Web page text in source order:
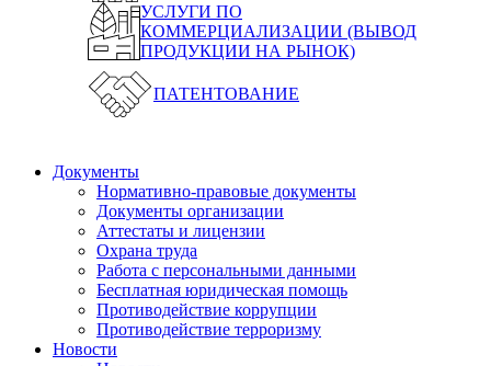
УСЛУГИ ПО
КОММЕРЦИАЛИЗАЦИИ (ВЫВОД
ПРОДУКЦИИ НА РЫНОК)
ПАТЕНТОВАНИЕ
Документы
Нормативно-правовые документы
Документы организации
Аттестаты и лицензии
Охрана труда
Работа с персональными данными
Бесплатная юридическая помощь
Противодействие коррупции
Противодействие терроризму
Новости